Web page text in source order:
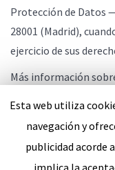
Protección de Datos
28001 (Madrid),
ejercicio de sus
Más información
Refricool ©
Esta web utiliza
navegación y
publicidad acorde
implica la